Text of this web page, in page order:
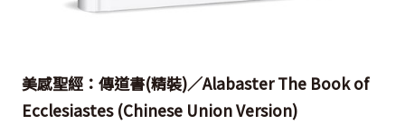
美感聖經：傳道書(精裝)／Alabaster The Book of
Ecclesiastes (Chinese Union Version)